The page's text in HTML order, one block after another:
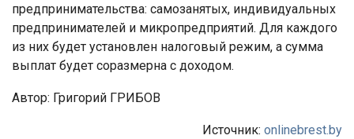
предпринимательства: самозанятых, индивидуальных
предпринимателей и микропредприятий. Для каждого
из них будет установлен налоговый режим, а сумма
выплат будет соразмерна с доходом.
Автор: Григорий ГРИБОВ
Источник: onlinebrest.by